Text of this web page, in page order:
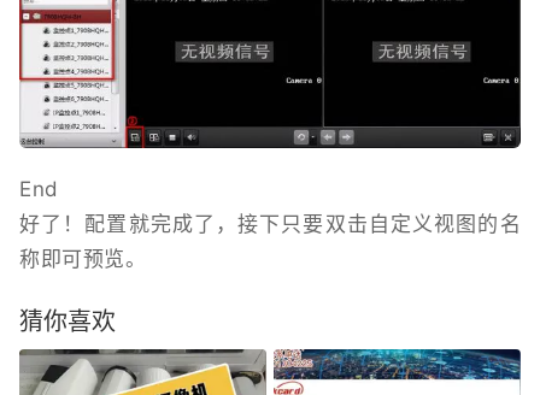
End
好了！配置就完成了，接下只要双击自定义视图的名
称即可预览。
猜你喜欢